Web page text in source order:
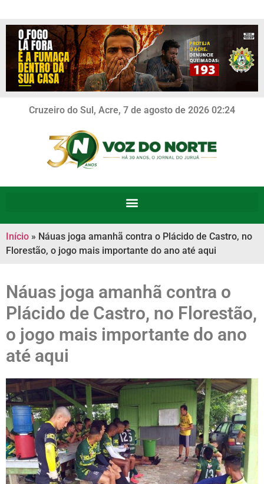
Cruzeiro do Sul, Acre, 7 de agosto de 2026 02:24
Início » Náuas joga amanhã contra o Plácido de Castro, no
Florestão, o jogo mais importante do ano até aqui
Náuas joga amanhã contra o
Plácido de Castro, no Florestão,
o jogo mais importante do ano
até aqui